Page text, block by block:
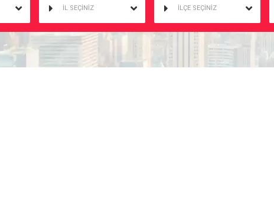
İL SEÇİNİZ İLÇE SEÇİNİZ